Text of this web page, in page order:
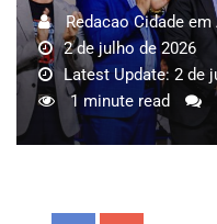
Redacao Cidade
2 de julho de 2026
Latest Update: 2 de
1 minute read